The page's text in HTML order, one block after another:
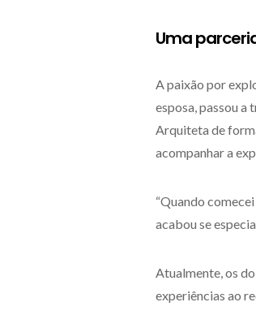
Uma
A paixão por
esposa, passou a
Arquiteta de
acompanhar a
“Quando
acabou se
Atualmente, os
experiências ao